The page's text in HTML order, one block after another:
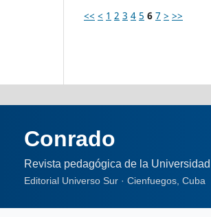
<< < 1 2 3 4 5 6 7 > >>
Conrado
Revista pedagógica de la
Editorial Universo Sur · Cienfuegos, Cuba